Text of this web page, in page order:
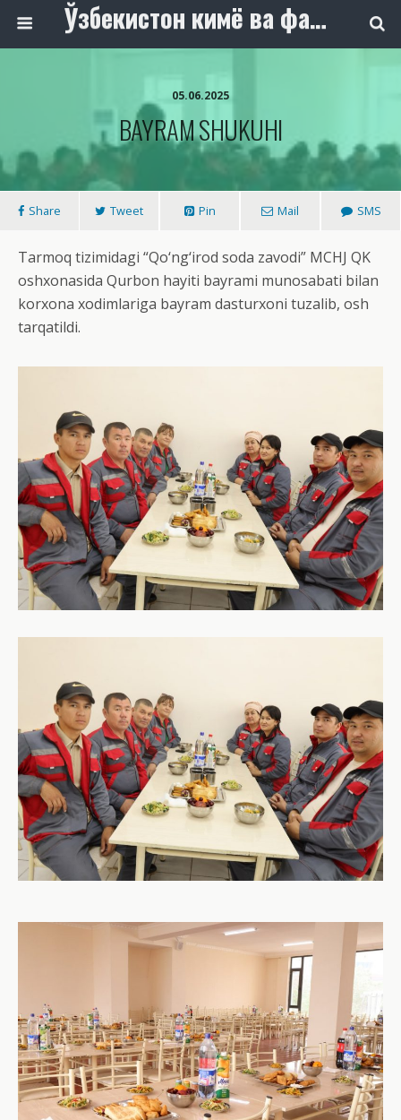
Ўзбекистон кимё ва фармацевтика саноати ходимлари касаба уюшмаси
05.06.2025
BAYRAM SHUKUHI
Share Tweet Pin Mail SMS
Tarmoq tizimidagi “Qo‘ng‘irod soda zavodi” MCHJ QK
oshxonasida Qurbon hayiti bayrami munosabati bilan
korxona xodimlariga bayram dasturxoni tuzalib, osh
tarqatildi.